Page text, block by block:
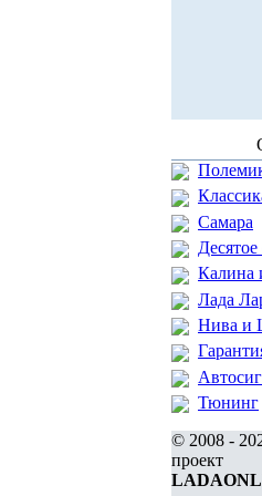
Самара
Калина
Лада
Нива и
Тюнинг
© 2008 -
проект